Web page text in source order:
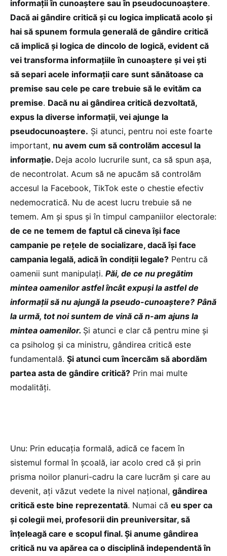
informații în cunoaștere sau în pseudocunoaștere.
Dacă ai gândire critică și cu logica implicată acolo și
hai să spunem formula generală de gândire critică
că implică și logica de dincolo de logică, evident că
vei transforma informațiile în cunoaștere și vei ști
să separi acele informații care sunt sănătoase ca
premise sau cele pe care trebuie să le evităm ca
premise. Dacă nu ai gândirea critică dezvoltată,
expus la diverse informații, vei ajunge la
pseudocunoaștere. Și atunci, pentru noi este foarte
important, nu avem cum să controlăm accesul la
informație. Deja acolo lucrurile sunt, ca să spun așa,
de necontrolat. Acum să ne apucăm să controlăm
accesul la Facebook, TikTok este o chestie efectiv
nedemocratică. Nu de acest lucru trebuie să ne
temem. Am și spus și în timpul campaniilor electorale:
de ce ne temem de faptul că cineva își face
campanie pe rețele de socializare, dacă își face
campania legală, adică în condiții legale? Pentru că
oamenii sunt manipulați. Păi, de ce nu pregătim
mintea oamenilor astfel încât expuși la astfel de
informații să nu ajungă la pseudo-cunoaștere? Până
la urmă, tot noi suntem de vină că n-am ajuns la
mintea oamenilor. Și atunci e clar că pentru mine și
ca psiholog și ca ministru, gândirea critică este
fundamentală. Și atunci cum încercăm să abordăm
partea asta de gândire critică? Prin mai multe
modalități.
Unu: Prin educația formală, adică ce facem în
sistemul formal în școală, iar acolo cred că și prin
prisma noilor planuri-cadru la care lucrăm și care au
devenit, ați văzut vedete la nivel național, gândirea
critică este bine reprezentată. Numai că eu sper ca
și colegii mei, profesorii din preuniversitar, să
înțeleagă care e scopul final. Și anume gândirea
critică nu va apărea ca o disciplină independentă în